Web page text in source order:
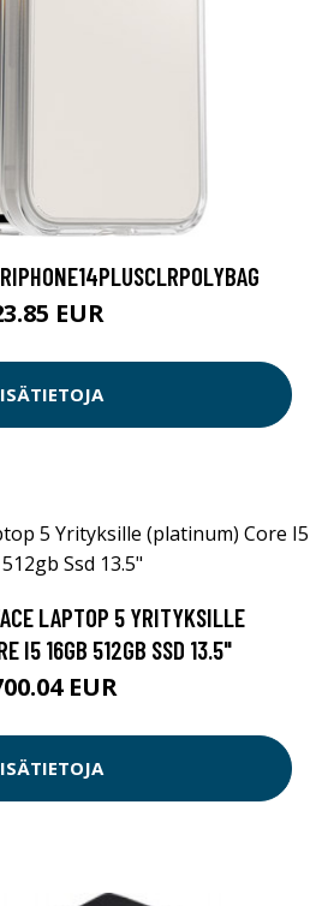
EUR
LAPTOP 5 YRITYKSILLE
I5 16GB 512GB SSD 13.5"
EUR